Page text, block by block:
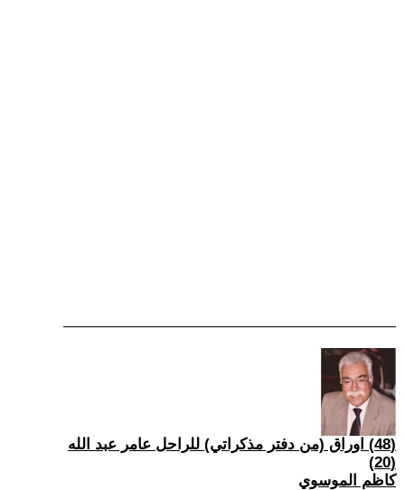
(48) اوراق (من دفتر مذكراتي) للراحل عامر عبد الله
(20)
كاظم الموسوي